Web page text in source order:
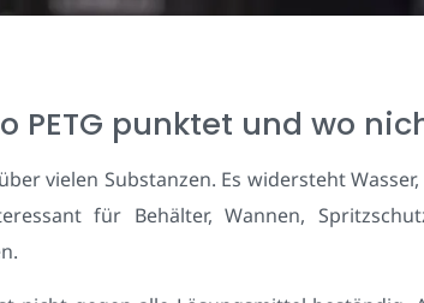
PETG punktet und wo
vielen Substanzen. Es widersteht
für Behälter, Wannen,